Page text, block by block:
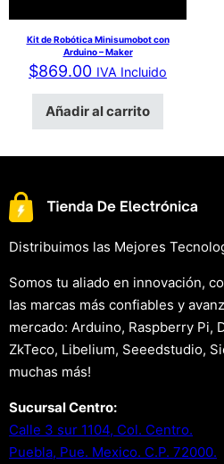
Kit de Robótica Minisumobot con
Arduino – Maker
$869.00 IVA Incluido
Añadir al carrito
Distribuimos las Mejores
Somos tu aliado en innovación,
las marcas más confiables y
mercado: Arduino, Raspberry Pi,
ZkTeco, Libelium, Seeedstudio,
muchas más!
Sucursal Centro:
Calle 3 sur 1104, Col. Centro.
Puebla, Pue. Mexico. C.P. 72000.